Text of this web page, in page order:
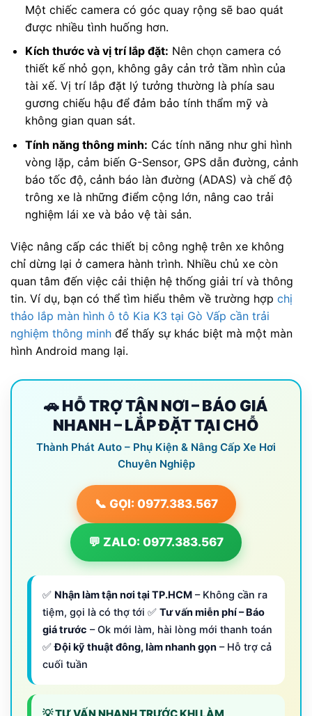
Một chiếc camera có góc quay rộng sẽ bao quát
được nhiều tình huống hơn.
Kích thước và vị trí lắp đặt: Nên chọn camera có
thiết kế nhỏ gọn, không gây cản trở tầm nhìn của
tài xế. Vị trí lắp đặt lý tưởng thường là phía sau
gương chiếu hậu để đảm bảo tính thẩm mỹ và
không gian quan sát.
Tính năng thông minh: Các tính năng như ghi hình
vòng lặp, cảm biến G-Sensor, GPS dẫn đường, cảnh
báo tốc độ, cảnh báo làn đường (ADAS) và chế độ
trông xe là những điểm cộng lớn, nâng cao trải
nghiệm lái xe và bảo vệ tài sản.
Việc nâng cấp các thiết bị công nghệ trên xe không
chỉ dừng lại ở camera hành trình. Nhiều chủ xe còn
quan tâm đến việc cải thiện hệ thống giải trí và thông
tin. Ví dụ, bạn có thể tìm hiểu thêm về trường hợp chị
thảo lắp màn hình ô tô Kia K3 tại Gò Vấp cần trải
nghiệm thông minh để thấy sự khác biệt mà một màn
hình Android mang lại.
🚗 HỖ TRỢ TẬN NƠI – BÁO GIÁ
NHANH – LẮP ĐẶT TẠI CHỖ
Thành Phát Auto – Phụ Kiện & Nâng Cấp Xe Hơi
Chuyên Nghiệp
📞 GỌI: 0977.383.567
💬 ZALO: 0977.383.567
✅ Nhận làm tận nơi tại TP.HCM – Không cần ra
tiệm, gọi là có thợ tới ✅ Tư vấn miễn phí – Báo
giá trước – Ok mới làm, hài lòng mới thanh toán
✅Đội kỹ thuật đông, làm nhanh gọn – Hỗ trợ cả
cuối tuần